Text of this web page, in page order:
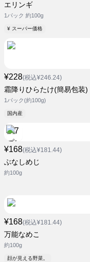
エリンギ
1パック 約100g
¥ スーパー価格
¥228(税込¥246.24)
霜降りひらたけ(簡易包装)
1パック(約100g)
国内産
¥168(税込¥181.44)
ぶなしめじ
約100g
¥168(税込¥181.44)
万能なめこ
約100g
顔が見える野菜。